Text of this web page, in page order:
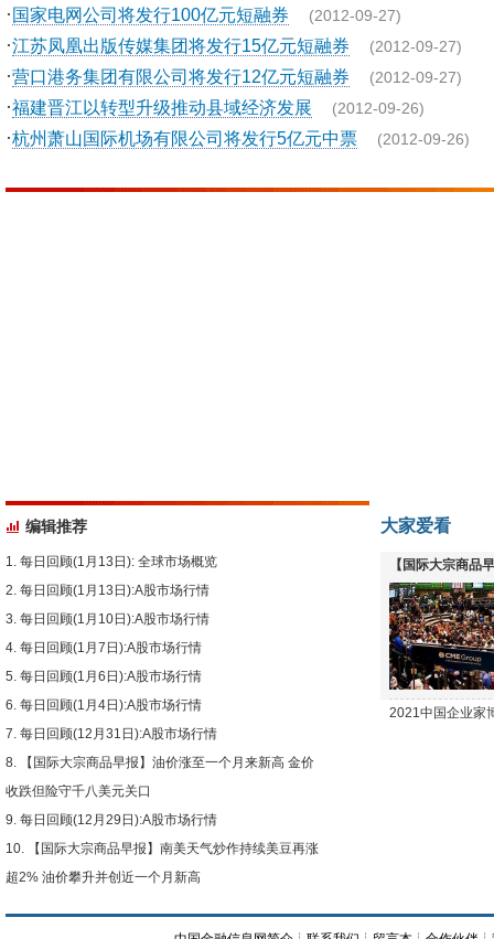
·国家电网公司将发行100亿元短融券 (2012-09-27)
·江苏凤凰出版传媒集团将发行15亿元短融券 (2012-09-27)
·营口港务集团有限公司将发行12亿元短融券 (2012-09-27)
·福建晋江以转型升级推动县域经济发展 (2012-09-26)
·杭州萧山国际机场有限公司将发行5亿元中票 (2012-09-26)
编辑推荐
每日回顾(1月13日): 全球市场概览
每日回顾(1月13日):A股市场行情
每日回顾(1月10日):A股市场行情
每日回顾(1月7日):A股市场行情
每日回顾(1月6日):A股市场行情
每日回顾(1月4日):A股市场行情
每日回顾(12月31日):A股市场行情
【国际大宗商品早报】油价涨至一个月来新高 金价
收跌但险守千八美元关口
每日回顾(12月29日):A股市场行情
【国际大宗商品早报】南美天气炒作持续美豆再涨
超2% 油价攀升并创近一个月新高
大家爱看
【国际大宗商品
下跌
2021中国企业家